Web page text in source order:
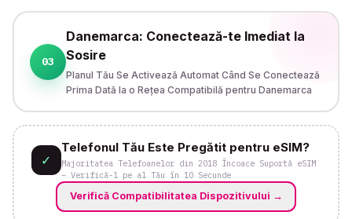
03
Danemarca: Conectează-te Imediat la
Sosire
Planul Tău Se Activează Automat Când Se Conectează
Prima Dată la o Rețea Compatibilă pentru Danemarca
✓
Telefonul Tău Este Pregătit pentru eSIM?
Majoritatea Telefoanelor din 2018 Încoace Suportă eSIM
– Verifică-l pe al Tău în 10 Secunde
Verifică Compatibilitatea Dispozitivului →